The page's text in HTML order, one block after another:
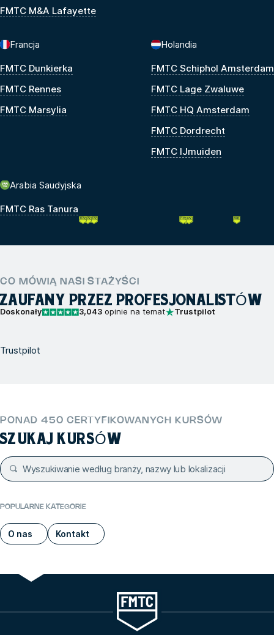
FMTC M&A Lafayette
Francja
FMTC Dunkierka
FMTC Rennes
FMTC Marsylia
Holandia
FMTC Schiphol Amsterdam
FMTC Lage Zwaluwe
FMTC HQ Amsterdam
FMTC Dordrecht
FMTC IJmuiden
Arabia Saudyjska
FMTC Ras Tanura
CO MÓWIĄ NASI STAŻYŚCI
ZAUFANY PRZEZ PROFESJONALISTÓW
Doskonały 3,043 opinie na temat Trustpilot
Trustpilot
PONAD 450 CERTYFIKOWANYCH KURSÓW
SZUKAJ KURSÓW
POPULARNE KATEGORIE
O nas Kontakt